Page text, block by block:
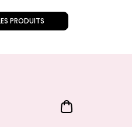
PRODUITS